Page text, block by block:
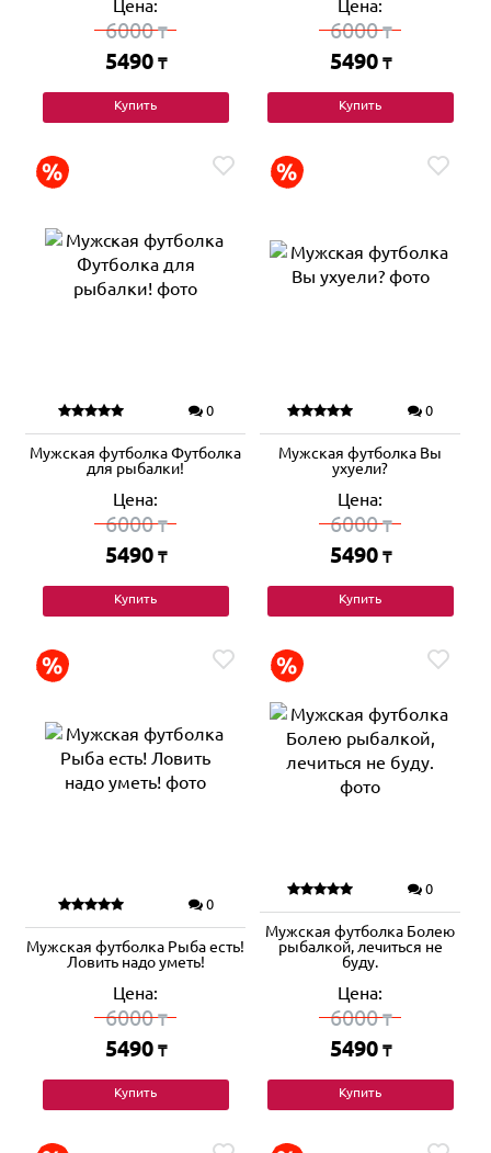
Цена:
6000₸
5490 ₸
Купить
Цена:
6000₸
5490 ₸
Купить
0
Мужская футболка Футболка
для рыбалки!
Цена:
6000₸
5490 ₸
Купить
0
Мужская футболка Вы
ухуели?
Цена:
6000₸
5490 ₸
Купить
0
Мужская футболка Рыба есть!
Ловить надо уметь!
Цена:
6000₸
5490 ₸
Купить
0
Мужская футболка Болею
рыбалкой, лечиться не
буду.
Цена:
6000₸
5490 ₸
Купить